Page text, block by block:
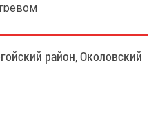
1 но­яб­ря (при бла­го­при­
10.00 до 20.00 (тех.час с
рай­он, Око­лов­ский